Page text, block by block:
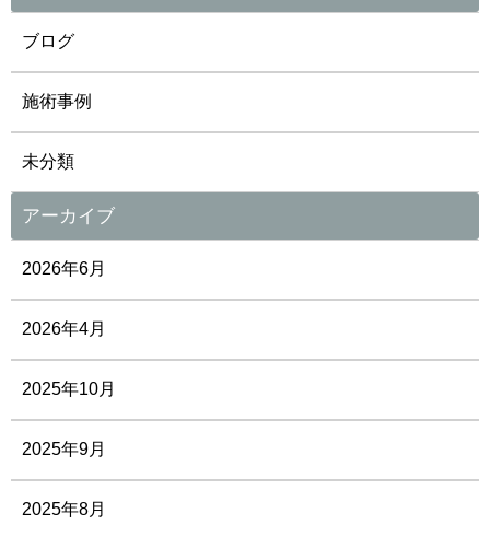
ブログ
施術事例
未分類
アーカイブ
2026年6月
2026年4月
2025年10月
2025年9月
2025年8月